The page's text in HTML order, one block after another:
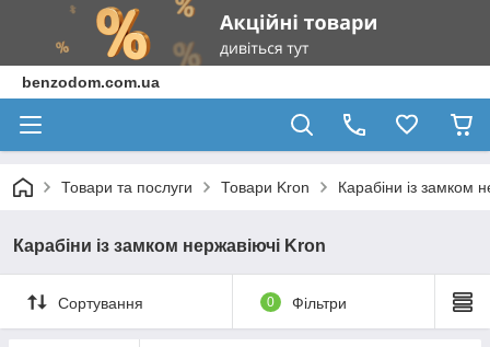
benzodom.com.ua
Товари та послуги Товари Kron Карабіни із замком
Карабіни із замком нержавіючі Kron
Сортування 0 Фільтри